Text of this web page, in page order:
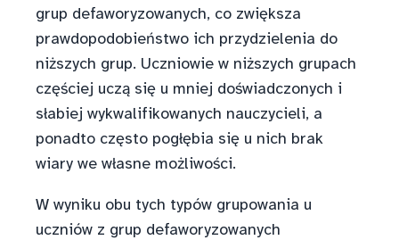
grup defaworyzowanych, co zwiększa
prawdopodobieństwo ich przydzielenia do
niższych grup. Uczniowie w niższych grupach
częściej uczą się u mniej doświadczonych i
słabiej wykwalifikowanych nauczycieli, a
ponadto często pogłębia się u nich brak
wiary we własne możliwości.
W wyniku obu tych typów grupowania u
uczniów z grup defaworyzowanych